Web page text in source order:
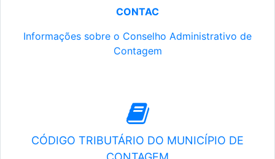
CONTAC
Informações sobre o Conselho Administrativo de
Contagem
CÓDIGO TRIBUTÁRIO DO MUNICÍPIO DE